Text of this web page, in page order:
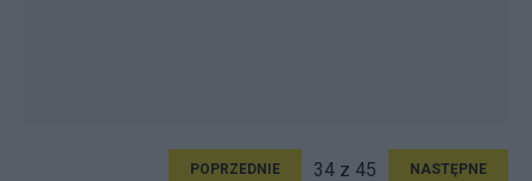
POPRZEDNIE 34 z 45 NASTĘPNE